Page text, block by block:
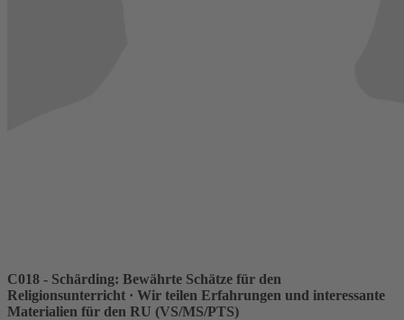
C018 - Schärding: Bewährte Schätze für den
Religionsunterricht · Wir teilen Erfahrungen und interessante
Materialien für den RU (VS/MS/PTS)